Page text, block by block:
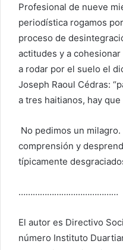
Profesional de nueve
periodística rogamos
proceso de
actitudes y a
a rodar por el suelo el
Joseph Raoul Cédras:
a tres haitianos, hay que
No pedimos un
comprensión y
típicamente
……………………………………
El autor es Directivo
número Instituto